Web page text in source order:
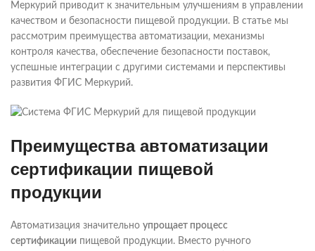
Меркурий приводит к значительным улучшениям в управлении
качеством и безопасности пищевой продукции. В статье мы
рассмотрим преимущества автоматизации, механизмы
контроля качества, обеспечение безопасности поставок,
успешные интеграции с другими системами и перспективы
развития ФГИС Меркурий.
Преимущества автоматизации
сертификации пищевой
продукции
Автоматизация значительно упрощает процесс
сертификации пищевой продукции. Вместо ручного